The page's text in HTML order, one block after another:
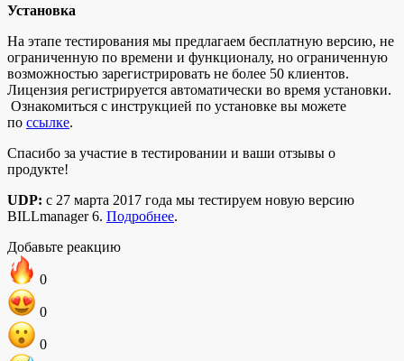
Установка
На этапе тестирования мы предлагаем бесплатную версию, не
ограниченную по времени и функционалу, но ограниченную
возможностью зарегистрировать не более 50 клиентов.
Лицензия регистрируется автоматически во время установки.
Ознакомиться с инструкцией по установке вы можете
по ссылке.
Спасибо за участие в тестировании и ваши отзывы о
продукте!
UDP: с 27 марта 2017 года мы тестируем новую версию
BILLmanager 6. Подробнее.
Добавьте реакцию
0
0
0